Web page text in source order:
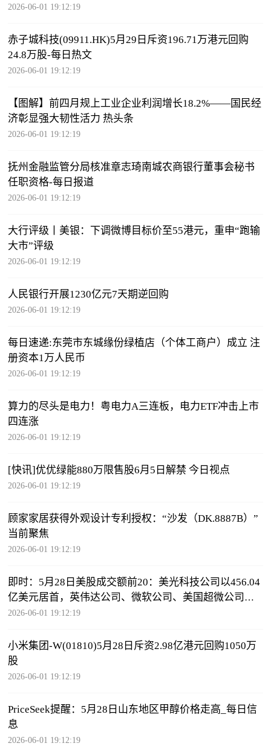
2026-06-01 19:12:19
赤子城科技(09911.HK)5月29日斥资196.71万港元回购
24.8万股-每日热文
2026-06-01 19:12:19
【图解】前四月规上工业企业利润增长18.2%——国民经
济彰显强大韧性活力 热头条
2026-06-01 19:12:19
抚州金融监管分局核准章志琦南城农商银行董事会秘书
任职资格-每日报道
2026-06-01 19:12:19
大行评级丨美银：下调微博目标价至55港元，重申“跑输
大市”评级
2026-06-01 19:12:19
人民银行开展1230亿元7天期逆回购
2026-06-01 19:12:19
每日速递:东莞市东城缘份绿植店（个体工商户）成立 注
册资本1万人民币
2026-06-01 19:12:19
算力的尽头是电力！粤电力A三连板，电力ETF冲击上市
四连涨
2026-06-01 19:12:19
[快讯]优优绿能880万限售股6月5日解禁 今日视点
2026-06-01 19:12:19
顾家家居获得外观设计专利授权：“沙发（DK.8887B）”
当前聚焦
2026-06-01 19:12:19
即时：5月28日美股成交额前20：美光科技公司以456.04
亿美元居首，英伟达公司、微软公司、美国超微公司紧
随其后
2026-06-01 19:12:19
小米集团-W(01810)5月28日斥资2.98亿港元回购1050万
股
2026-06-01 19:12:19
PriceSeek提醒：5月28日山东地区甲醇价格走高_每日信
息
2026-06-01 19:12:19